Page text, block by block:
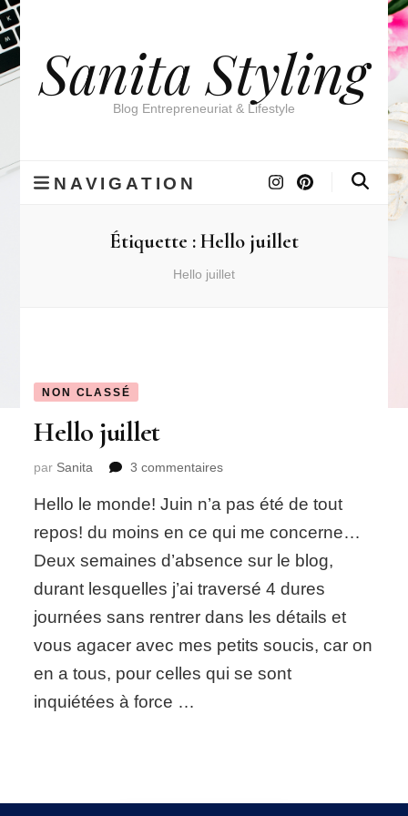
Sanita Styling
Blog Entrepreneuriat & Lifestyle
NAVIGATION
Étiquette :Hello juillet
Hello juillet
NON CLASSÉ
Hello juillet
par Sanita 3 commentairessur
juillet
Hello le monde! Juin n’a pas été de tout
repos! du moins en ce qui me concerne…
Deux semaines d’absence sur le blog,
durant lesquelles j’ai traversé 4 dures
journées sans rentrer dans les détails et
vous agacer avec mes petits soucis, car on
en a tous, pour celles qui se sont
inquiétées à force …